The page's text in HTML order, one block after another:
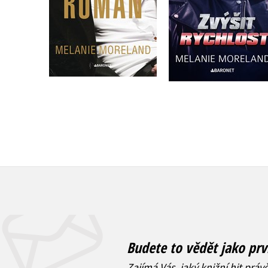
Do košíku
449 Kč
359 Kč
Do košíku
449 Kč
359 Kč
Budete to vědět jako